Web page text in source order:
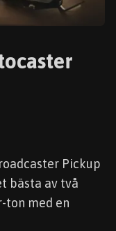
Pickup
bästa av två
ton med en